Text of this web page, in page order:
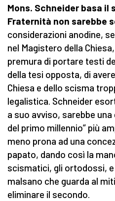
Mons. Schneider basa il
Fraternità non sarebbe
considerazioni anodine,
nel Magistero della
premura di portare testi
della tesi opposta, di
Chiesa e dello scisma
legalistica. Schneider
a suo avviso, sarebbe una
del primo millennio” più
meno prona ad una
papato, dando così la
scismatici, gli ortodossi, e
malsano che guarda al
eliminare il secondo.